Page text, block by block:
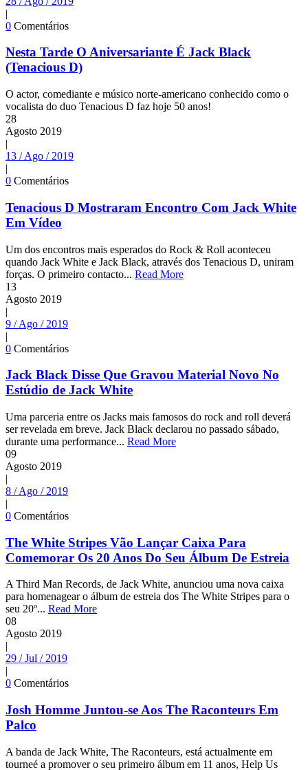
|
0 Comentários
Nesta Tarde O Aniversariante É Jack Black
(Tenacious D)
O actor, comediante e músico norte-americano conhecido como o
vocalista do duo Tenacious D faz hoje 50 anos!
28
Agosto 2019
|
13 / Ago / 2019
|
0 Comentários
Tenacious D Mostraram Encontro Com Jack White
Em Vídeo
Um dos encontros mais esperados do Rock & Roll aconteceu
quando Jack White e Jack Black, através dos Tenacious D, uniram
forças. O primeiro contacto... Read More
13
Agosto 2019
|
9 / Ago / 2019
|
0 Comentários
Jack Black Disse Que Gravou Material Novo No
Estúdio de Jack White
Uma parceria entre os Jacks mais famosos do rock and roll deverá
ser revelada em breve. Jack Black declarou no passado sábado,
durante uma performance... Read More
09
Agosto 2019
|
8 / Ago / 2019
|
0 Comentários
The White Stripes Vão Lançar Caixa Para
Comemorar Os 20 Anos Do Seu Álbum De Estreia
A Third Man Records, de Jack White, anunciou uma nova caixa
para homenagear o álbum de estreia dos The White Stripes para o
seu 20º... Read More
08
Agosto 2019
|
29 / Jul / 2019
|
0 Comentários
Josh Homme Juntou-se Aos The Raconteurs Em
Palco
A banda de Jack White, The Raconteurs, está actualmente em
tourneé a promover o seu primeiro álbum em 11 anos, Help Us